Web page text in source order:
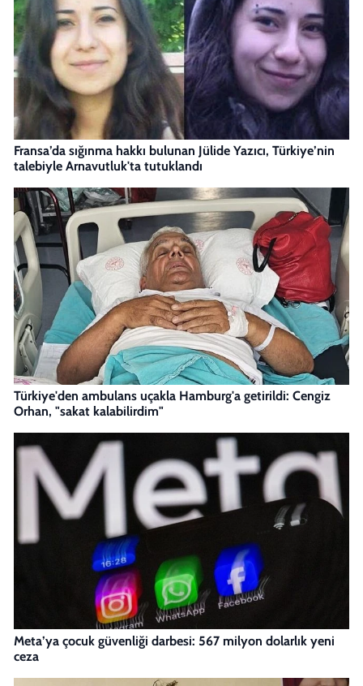
Fransa’da sığınma hakkı bulunan Jülide Yazıcı, Türkiye’nin
talebiyle Arnavutluk'ta tutuklandı
Türkiye'den ambulans uçakla Hamburg'a getirildi: Cengiz
Orhan, "sakat kalabilirdim"
Meta’ya çocuk güvenliği darbesi: 567 milyon dolarlık yeni
ceza